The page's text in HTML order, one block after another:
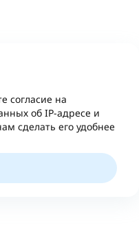
согласие на
об IP-адресе и
сделать его удобнее